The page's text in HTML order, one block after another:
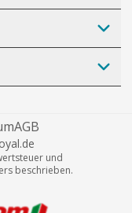
AGB
und
beschrieben.